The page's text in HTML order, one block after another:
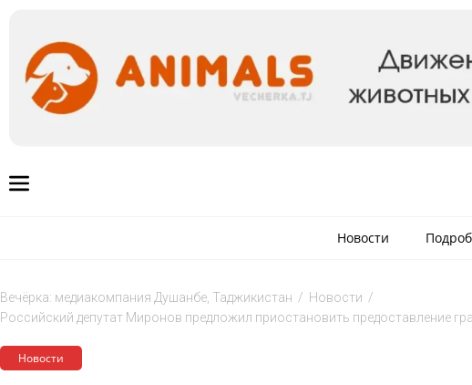
Новости
Вечёрка: медиакомпания Душанбе, Таджикистан / Новости /
Российский депутат Миронов предложил приостановить предоставление
Новости